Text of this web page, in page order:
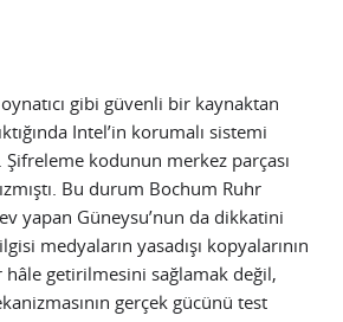
gibi güvenli bir kaynaktan
Intel’in korumalı sistemi
kodunun merkez parçası
Bu durum Bochum Ruhr
yapan Güneysu’nun da dikkatini
medyaların yasadışı kopyalarının
getirilmesini sağlamak değil,
gerçek gücünü test